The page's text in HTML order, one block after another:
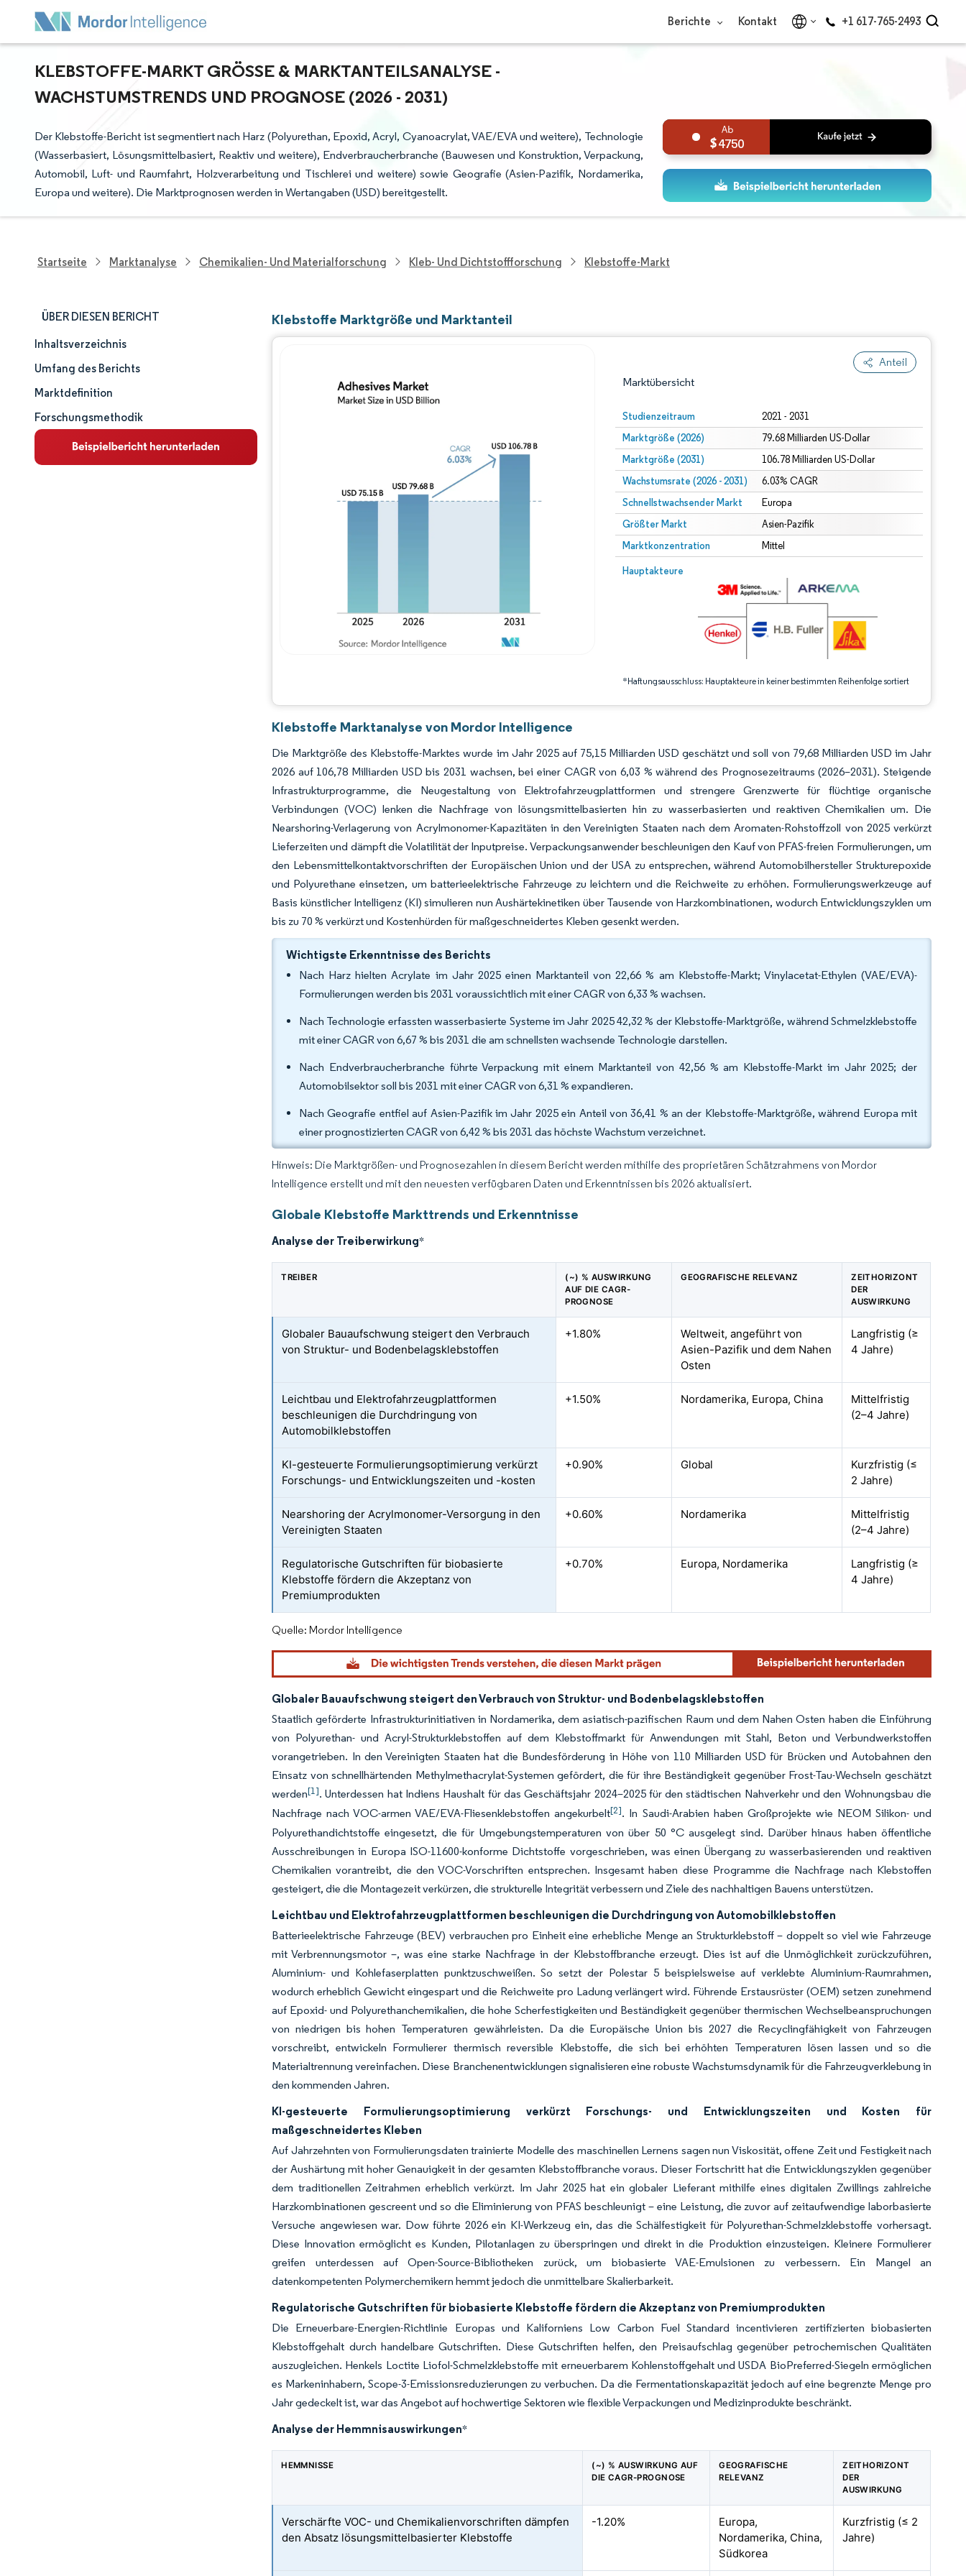
Berichte Kontakt +1 617-765-2493
KLEBSTOFFE-MARKT GRÖSSE & MARKTANTEILSANALYSE - W
ACHSTUMSTRENDS UND PROGNOSE (2026 - 2031)
Der Klebstoffe-Bericht ist segmentiert nach Harz (Polyurethan, Epoxid, Acryl, Cyanoacrylat, VAE/EVA und weitere), Technologie
(Wasserbasiert, Lösungsmittelbasiert, Reaktiv und weitere), Endverbraucherbranche (Bauwesen und Konstruktion, Verpackung,
Automobil, Luft- und Raumfahrt, Holzverarbeitung und Tischlerei und weitere) sowie Geografie (Asien-Pazifik, Nordamerika,
Europa und weitere). Die Marktprognosen werden in Wertangaben (USD) bereitgestellt.
4750
Startseite Marktanalyse Chemikalien- Und Materialforschung Kleb- Und Dichtstoffforschung Klebstoffe-Markt
ÜBER DIESEN BERICHT
Marktgröße und -anteil
Marktanalyse
Trends und Einblicke
Segmentanalyse
Inhaltsverzeichnis
Umfang des Berichts
Marktdefinition
Forschungsmethodik
Klebstoffe Marktgröße und Marktanteil
Anteil
Marktübersicht
Studienzeitraum 2021 - 2031
Marktgröße (2026) 79.68 Milliarden US-Dollar
Marktgröße (2031) 106.78 Milliarden US-Dollar
Wachstumsrate (2026 - 2031) 6.03% CAGR
Schnellstwachsender Markt Europa
Größter Markt Asien-Pazifik
Marktkonzentration Mittel
Hauptakteure
*Haftungsausschluss: Hauptakteure in keiner bestimmten Reihenfolge sortiert
Bild © Mordor Intelligence. Wiederverwendung erfordert Namensnennung gemäß CC BY 4.0.
Bild © Mordor Intelligence. Wiederverwendung erfordert Namensnennung gemäß CC BY 4.0.
Klebstoffe Marktanalyse von Mordor Intelligence
Die Marktgröße des Klebstoffe-Marktes wurde im Jahr 2025 auf 75,15 Milliarden USD geschätzt und soll von 79,68 Milliarden USD im Jahr
2026 auf 106,78 Milliarden USD bis 2031 wachsen, bei einer CAGR von 6,03 % während des Prognosezeitraums (2026–2031). Steigende
Infrastrukturprogramme, die Neugestaltung von Elektrofahrzeugplattformen und strengere Grenzwerte für flüchtige organische
Verbindungen (VOC) lenken die Nachfrage von lösungsmittelbasierten hin zu wasserbasierten und reaktiven Chemikalien um. Die
Nearshoring-Verlagerung von Acrylmonomer-Kapazitäten in den Vereinigten Staaten nach dem Aromaten-Rohstoffzoll von 2025 verkürzt
Lieferzeiten und dämpft die Volatilität der Inputpreise. Verpackungsanwender beschleunigen den Kauf von PFAS-freien Formulierungen, um
den Lebensmittelkontaktvorschriften der Europäischen Union und der USA zu entsprechen, während Automobilhersteller Strukturepoxide
und Polyurethane einsetzen, um batterieelektrische Fahrzeuge zu leichtern und die Reichweite zu erhöhen. Formulierungswerkzeuge auf
Basis künstlicher Intelligenz (KI) simulieren nun Aushärtekinetiken über Tausende von Harzkombinationen, wodurch Entwicklungszyklen um
bis zu 70 % verkürzt und Kostenhürden für maßgeschneidertes Kleben gesenkt werden.
Wichtigste Erkenntnisse des Berichts
Nach Harz hielten Acrylate im Jahr 2025 einen Marktanteil von 22,66 % am Klebstoffe-Markt; Vinylacetat-Ethylen (VAE/EVA)-
Formulierungen werden bis 2031 voraussichtlich mit einer CAGR von 6,33 % wachsen.
Nach Technologie erfassten wasserbasierte Systeme im Jahr 2025 42,32 % der Klebstoffe-Marktgröße, während Schmelzklebstoffe
mit einer CAGR von 6,67 % bis 2031 die am schnellsten wachsende Technologie darstellen.
Nach Endverbraucherbranche führte Verpackung mit einem Marktanteil von 42,56 % am Klebstoffe-Markt im Jahr 2025; der
Automobilsektor soll bis 2031 mit einer CAGR von 6,31 % expandieren.
Nach Geografie entfiel auf Asien-Pazifik im Jahr 2025 ein Anteil von 36,41 % an der Klebstoffe-Marktgröße, während Europa mit
einer prognostizierten CAGR von 6,42 % bis 2031 das höchste Wachstum verzeichnet.
Hinweis: Die Marktgrößen- und Prognosezahlen in diesem Bericht werden mithilfe des proprietären Schätzrahmens von Mordor
Intelligence erstellt und mit den neuesten verfügbaren Daten und Erkenntnissen bis 2026 aktualisiert.
Globale Klebstoffe Markttrends und Erkenntnisse
Analyse der Treiberwirkung*
TREIBER
(~) % AUSWIRKUNG
AUF DIE CAGR-
PROGNOSE
GEOGRAFISCHE RELEVANZ
ZEITHORIZONT
DER
AUSWIRKUNG
Globaler Bauaufschwung steigert den Verbrauch
von Struktur- und Bodenbelagsklebstoffen
+1.80%
Weltweit, angeführt von
Asien-Pazifik und dem Nahen
Osten
Langfristig (≥
4 Jahre)
Leichtbau und Elektrofahrzeugplattformen
beschleunigen die Durchdringung von
Automobilklebstoffen
+1.50% Nordamerika, Europa, China
Mittelfristig
(2–4 Jahre)
KI-gesteuerte Formulierungsoptimierung verkürzt
Forschungs- und Entwicklungszeiten und -kosten
+0.90% Global
Kurzfristig (≤
2 Jahre)
Nearshoring der Acrylmonomer-Versorgung in den
Vereinigten Staaten
+0.60% Nordamerika
Mittelfristig
(2–4 Jahre)
Regulatorische Gutschriften für biobasierte
Klebstoffe fördern die Akzeptanz von
Premiumprodukten
+0.70% Europa, Nordamerika
Langfristig (≥
4 Jahre)
Quelle: Mordor Intelligence
Globaler Bauaufschwung steigert den Verbrauch von Struktur- und Bodenbelagsklebstoffen
Staatlich geförderte Infrastrukturinitiativen in Nordamerika, dem asiatisch-pazifischen Raum und dem Nahen Osten haben die Einführung
von Polyurethan- und Acryl-Strukturklebstoffen auf dem Klebstoffmarkt für Anwendungen mit Stahl, Beton und Verbundwerkstoffen
vorangetrieben. In den Vereinigten Staaten hat die Bundesförderung in Höhe von 110 Milliarden USD für Brücken und Autobahnen den
Einsatz von schnellhärtenden Methylmethacrylat-Systemen gefördert, die für ihre Beständigkeit gegenüber Frost-Tau-Wechseln geschätzt
werden[1]. Unterdessen hat Indiens Haushalt für das Geschäftsjahr 2024–2025 für den städtischen Nahverkehr und den Wohnungsbau die
Nachfrage nach VOC-armen VAE/EVA-Fliesenklebstoffen angekurbelt[2]. In Saudi-Arabien haben Großprojekte wie NEOM Silikon- und
Polyurethandichtstoffe eingesetzt, die für Umgebungstemperaturen von über 50 °C ausgelegt sind. Darüber hinaus haben öffentliche
Ausschreibungen in Europa ISO-11600-konforme Dichtstoffe vorgeschrieben, was einen Übergang zu wasserbasierenden und reaktiven
Chemikalien vorantreibt, die den VOC-Vorschriften entsprechen. Insgesamt haben diese Programme die Nachfrage nach Klebstoffen
gesteigert, die die Montagezeit verkürzen, die strukturelle Integrität verbessern und Ziele des nachhaltigen Bauens unterstützen.
Leichtbau und Elektrofahrzeugplattformen beschleunigen die Durchdringung von Automobilklebstoffen
Batterieelektrische Fahrzeuge (BEV) verbrauchen pro Einheit eine erhebliche Menge an Strukturklebstoff – doppelt so viel wie Fahrzeuge
mit Verbrennungsmotor –, was eine starke Nachfrage in der Klebstoffbranche erzeugt. Dies ist auf die Unmöglichkeit zurückzuführen,
Aluminium- und Kohlefaserplatten punktzuschweißen. So setzt der Polestar 5 beispielsweise auf verklebte Aluminium-Raumrahmen,
wodurch erheblich Gewicht eingespart und die Reichweite pro Ladung verlängert wird. Führende Erstausrüster (OEM) setzen zunehmend
auf Epoxid- und Polyurethanchemikalien, die hohe Scherfestigkeiten und Beständigkeit gegenüber thermischen Wechselbeanspruchungen
von niedrigen bis hohen Temperaturen gewährleisten. Da die Europäische Union bis 2027 die Recyclingfähigkeit von Fahrzeugen
vorschreibt, entwickeln Formulierer thermisch reversible Klebstoffe, die sich bei erhöhten Temperaturen lösen lassen und so die
Materialtrennung vereinfachen. Diese Branchenentwicklungen signalisieren eine robuste Wachstumsdynamik für die Fahrzeugverklebung in
den kommenden Jahren.
KI-gesteuerte Formulierungsoptimierung verkürzt Forschungs- und Entwicklungszeiten und Kosten für
maßgeschneidertes Kleben
Auf Jahrzehnten von Formulierungsdaten trainierte Modelle des maschinellen Lernens sagen nun Viskosität, offene Zeit und Festigkeit nach
der Aushärtung mit hoher Genauigkeit in der gesamten Klebstoffbranche voraus. Dieser Fortschritt hat die Entwicklungszyklen gegenüber
dem traditionellen Zeitrahmen erheblich verkürzt. Im Jahr 2025 hat ein globaler Lieferant mithilfe eines digitalen Zwillings zahlreiche
Harzkombinationen gescreent und so die Eliminierung von PFAS beschleunigt – eine Leistung, die zuvor auf zeitaufwendige laborbasierte
Versuche angewiesen war. Dow führte 2026 ein KI-Werkzeug ein, das die Schälfestigkeit für Polyurethan-Schmelzklebstoffe vorhersagt.
Diese Innovation ermöglicht es Kunden, Pilotanlagen zu überspringen und direkt in die Produktion einzusteigen. Kleinere Formulierer
greifen unterdessen auf Open-Source-Bibliotheken zurück, um biobasierte VAE-Emulsionen zu verbessern. Ein Mangel an
datenkompetenten Polymerchemikern hemmt jedoch die unmittelbare Skalierbarkeit.
Regulatorische Gutschriften für biobasierte Klebstoffe fördern die Akzeptanz von Premiumprodukten
Die Erneuerbare-Energien-Richtlinie Europas und Kaliforniens Low Carbon Fuel Standard incentivieren zertifizierten biobasierten
Klebstoffgehalt durch handelbare Gutschriften. Diese Gutschriften helfen, den Preisaufschlag gegenüber petrochemischen Qualitäten
auszugleichen. Henkels Loctite Liofol-Schmelzklebstoffe mit erneuerbarem Kohlenstoffgehalt und USDA BioPreferred-Siegeln ermöglichen
es Markeninhabern, Scope-3-Emissionsreduzierungen zu verbuchen. Da die Fermentationskapazität jedoch auf eine begrenzte Menge pro
Jahr gedeckelt ist, war das Angebot auf hochwertige Sektoren wie flexible Verpackungen und Medizinprodukte beschränkt.
Analyse der Hemmnisauswirkungen*
HEMMNISSE
(~) % AUSWIRKUNG AUF
DIE CAGR-PROGNOSE
GEOGRAFISCHE
RELEVANZ
ZEITHORIZONT
DER
AUSWIRKUNG
Verschärfte VOC- und Chemikalienvorschriften dämpfen
den Absatz lösungsmittelbasierter Klebstoffe
-1.20%
Europa,
Nordamerika, China,
Südkorea
Kurzfristig (≤ 2
Jahre)